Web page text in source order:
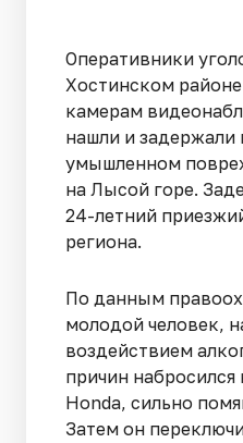
Оперативники
Хостинском
камерам
нашли и задержали
умышленном
на Лысой горе.
24-летний
региона.
По данным
молодой человек,
воздействием
причин
Honda, сильно
Затем он